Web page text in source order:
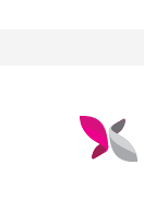
del baño,